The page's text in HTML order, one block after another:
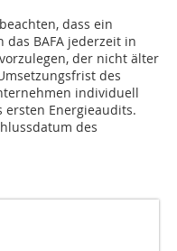
dass ein
BAFA jederzeit in
der nicht älter
des
individuell
ersten Energieaudits.
des